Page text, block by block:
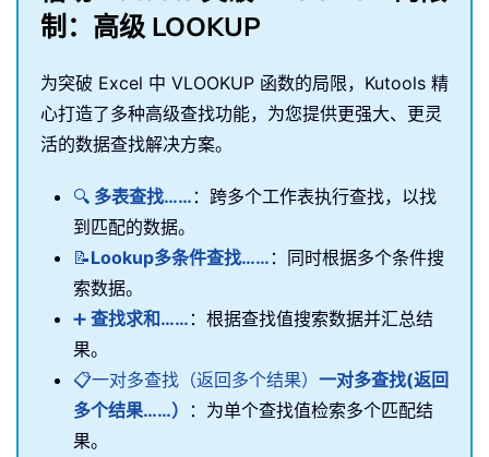
制：高级 LOOKUP
为突破 Excel 中 VLOOKUP 函数的局限，Kutools 精
心打造了多种高级查找功能，为您提供更强大、更灵
活的数据查找解决方案。
🔍 多表查找…… ：跨多个工作表执行查找，以找
到匹配的数据。
📝Lookup多条件查找…… ：同时根据多个条件搜
索数据。
➕ 查找求和…… ：根据查找值搜索数据并汇总结
果。
📋一对多查找（返回多个结果） 一对多查找(返回
多个结果……）
：为单个查找值检索多个匹配结
果。